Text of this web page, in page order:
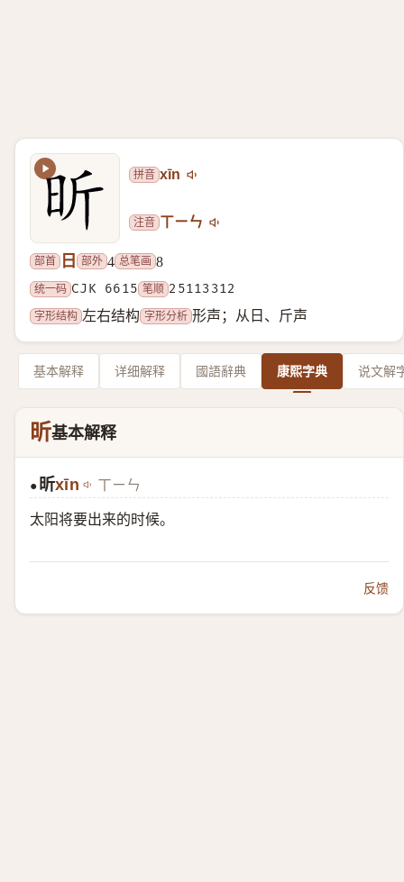
拼音 xīn
注音 ㄒㄧㄣ
部首 日 部外 4 总笔画 8
统一码 CJK 6615 笔顺 25113312
字形结构 左右结构 字形分析 形声；从日、斤声
基本解释 详细解释 國語辭典 康熙字典 说文解
昕基本解释
● 昕xīn ㄒㄧㄣ
太阳将要出来的时候。
反馈